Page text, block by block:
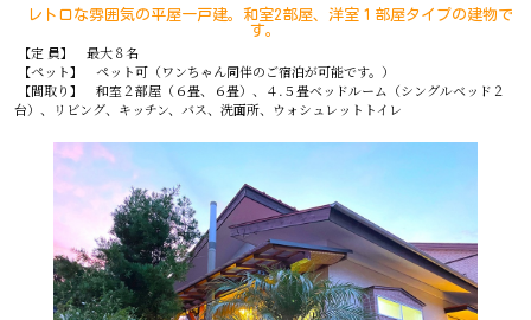
レトロな雰囲気の平屋一戸建。和室2部屋、洋室１部屋タイプの建物で
す。
【定 員】 最大８名
【ペット】 ペット可（ワンちゃん同伴のご宿泊が可能です。）
【間取り】 和室２部屋（６畳、６畳）、４.５畳ベッドルーム（シングルベッド２
台）、リビング、キッチン、バス、洗面所、ウォシュレットトイレ